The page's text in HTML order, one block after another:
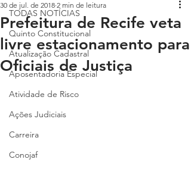
TODAS NOTÍCIAS
Quinto Constitucional
Atualização Cadastral
Aposentadoria Especial
Atividade de Risco
Ações Judiciais
Carreira
Conojaf
Prefeitura de Recife veta
livre estacionamento para
Oficiais de Justiça
30 de jul. de 2018 2 min de leitura